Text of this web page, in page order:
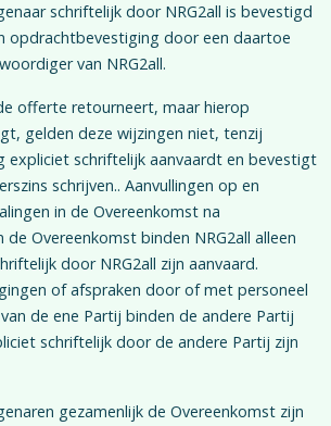
schriftelijk door NRG2all is bevestigd
opdrachtbevestiging door een daartoe
van NRG2all.
offerte retourneert, maar hierop
gelden deze wijzingen niet, tenzij
expliciet schriftelijk aanvaardt en bevestigt
schrijven.. Aanvullingen op en
in de Overeenkomst na
Overeenkomst binden NRG2all alleen
door NRG2all zijn aanvaard.
of afspraken door of met personeel
de ene Partij binden de andere Partij
schriftelijk door de andere Partij zijn
gezamenlijk de Overeenkomst zijn